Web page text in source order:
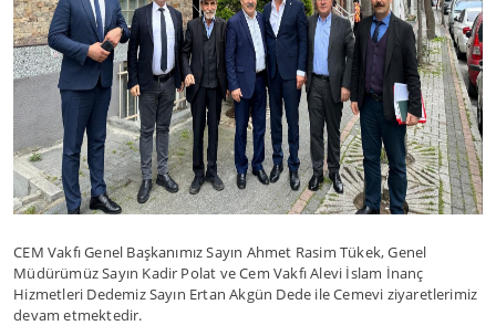
CEM Vakfı Genel Başkanımız Sayın Ahmet Rasim Tükek, Genel
Müdürümüz Sayın Kadir Polat ve Cem Vakfı Alevi İslam İnanç
Hizmetleri Dedemiz Sayın Ertan Akgün Dede ile Cemevi ziyaretlerimiz
devam etmektedir.